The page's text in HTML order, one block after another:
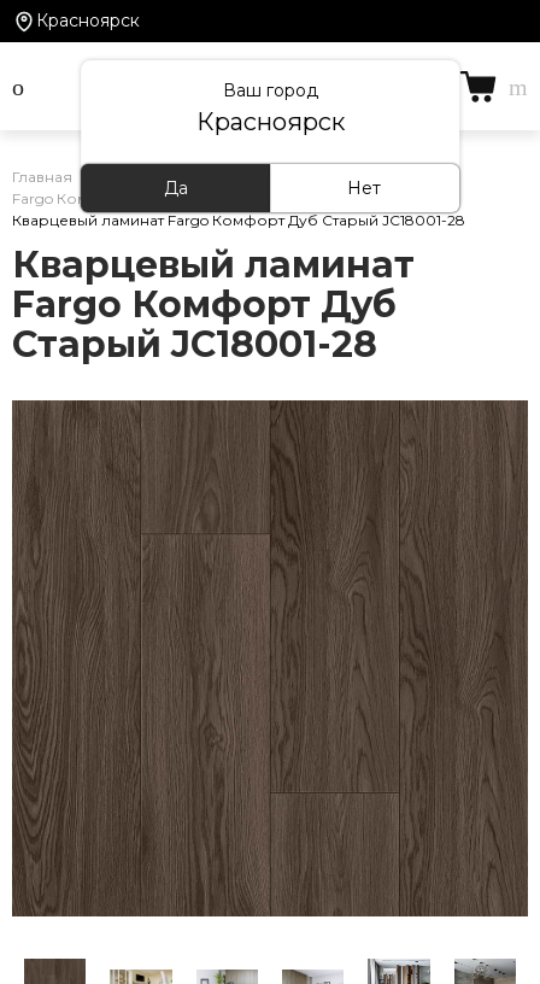
Красноярск
Ваш город
Красноярск
Да Нет
Главная Каталог товаров Кварцевый ламинат
Fargo Комфорт
Кварцевый ламинат Fargo Комфорт Дуб Старый JC18001-28
Кварцевый ламинат
Fargo Комфорт Дуб
Старый JC18001-28